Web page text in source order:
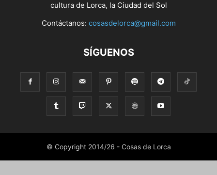
cultura de Lorca, la Ciudad del Sol
Contáctanos: cosasdelorca@gmail.com
SÍGUENOS
© Copyright 2014/26 - Cosas de Lorca